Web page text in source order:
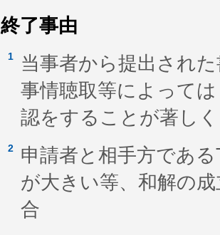
終了事由
当事者から提出され
事情聴取等によって
認をすることが著し
申請者と相手方であ
が大きい等、和解の
合